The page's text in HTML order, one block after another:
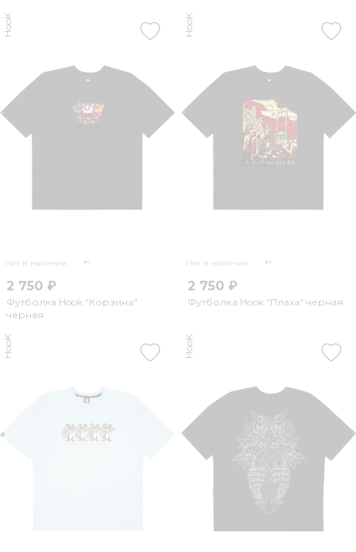
Нет в наличии
HooK
2 750 ₽
Футболка Hook "Корзина"
черная
Нет в наличии
HooK
2 750 ₽
Футболка Hook "Плаха" черная
HooK HooK